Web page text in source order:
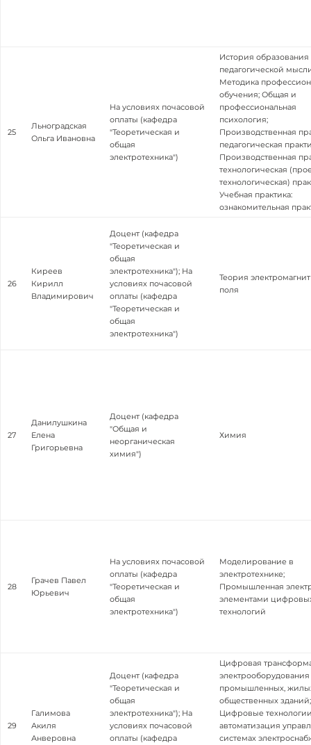
25
Льноградская
Ольга Ивановна
На условиях почасовой
оплаты (кафедра
"Теоретическая и
общая
электротехника")
История образования
педагогической
Методика
обучения; Общая и
профессиональная
психология;
Производственная
педагогическая
Производственная
технологическая
технологическая)
Учебная практика:
ознакомительная
26
Киреев
Кирилл
Владимирович
Доцент (кафедра
"Теоретическая и
общая
электротехника"); На
условиях почасовой
оплаты (кафедра
"Теоретическая и
общая
электротехника")
Теория
поля
27
Данилушкина
Елена
Григорьевна
Доцент (кафедра
"Общая и
неорганическая
химия")
Химия
28
Грачев Павел
Юрьевич
На условиях почасовой
оплаты (кафедра
"Теоретическая и
общая
электротехника")
Моделирование в
электротехнике;
Промышленная
элементами
технологий
29
Галимова
Акиля
Анверовна
Доцент (кафедра
"Теоретическая и
общая
электротехника"); На
условиях почасовой
оплаты (кафедра
Цифровая
электрооборудования
промышленных,
общественных зданий;
Цифровые
автоматизация
системах